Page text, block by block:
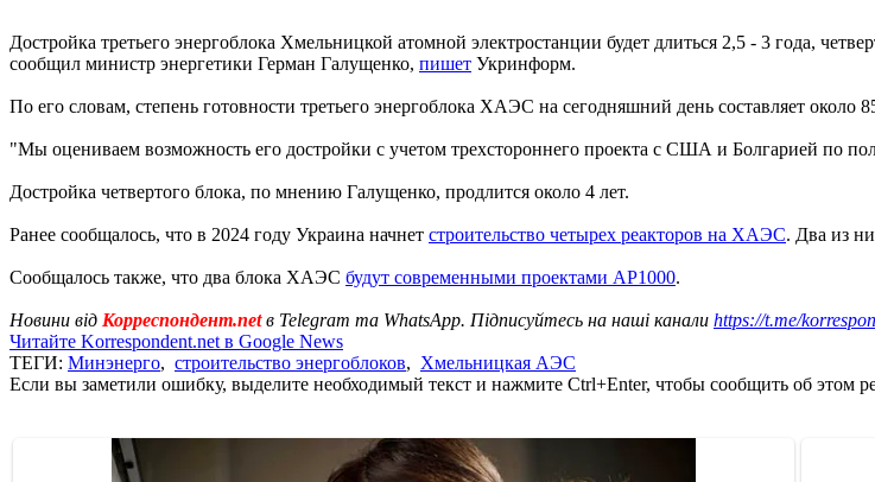
Достройка третьего энергоблока Хмельницкой атомной электростанции будет длиться 2,5 - 3 года,
сообщил министр энергетики Герман Галущенко, пишет Укринформ.
По его словам, степень готовности третьего энергоблока ХАЭС на сегодняшний день составляет около
"Мы оцениваем возможность его достройки с учетом трехстороннего проекта с США и Болгарией по
Достройка четвертого блока, по мнению Галущенко, продлится около 4 лет.
Ранее сообщалось, что в 2024 году Украина начнет строительство четырех реакторов на ХАЭС. Два из
Сообщалось также, что два блока ХАЭС будут современными проектами АР1000.
Новини від Корреспондент.netв Telegram та WhatsApp. Підписуйтесь на наші канали https://t.me/
Читайте Korrespondent.net в Google News
ТЕГИ: Минэнерго, строительство энергоблоков, Хмельницкая АЭС
Если вы заметили ошибку, выделите необходимый текст и нажмите Ctrl+Enter, чтобы сообщить об этом